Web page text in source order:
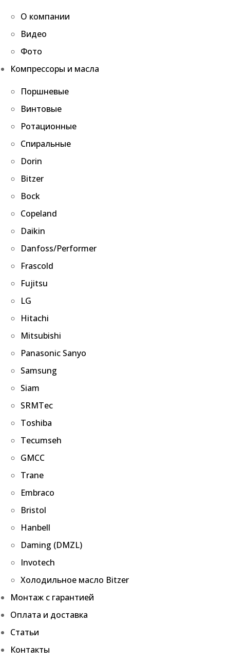
О компании
Видео
Фото
Компрессоры и масла
Поршневые
Винтовые
Ротационные
Спиральные
Dorin
Bitzer
Bock
Copeland
Daikin
Danfoss/Performer
Frascold
Fujitsu
LG
Hitachi
Mitsubishi
Panasonic Sanyo
Samsung
Siam
SRMTec
Toshiba
Tecumseh
GMCC
Trane
Embraco
Bristol
Hanbell
Daming (DMZL)
Invotech
Холодильное масло Bitzer
Монтаж с гарантией
Оплата и доставка
Статьи
Контакты